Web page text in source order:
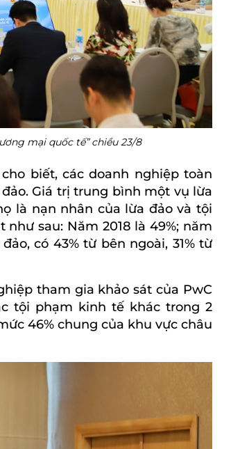
mại quốc tế” chiều 23/8
cho biết, các doanh nghiệp toàn
Giá trị trung bình một vụ lừa
là nạn nhân của lừa đảo và tội
như sau: Năm 2018 là 49%; năm
có 43% từ bên ngoài, 31% từ
tham gia khảo sát của PwC
tội phạm kinh tế khác trong 2
46% chung của khu vực châu